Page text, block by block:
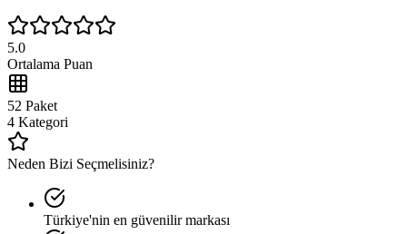
5.0
Ortalama Puan
52 Paket
4 Kategori
Neden Bizi Seçmelisiniz?
Türkiye'nin en güvenilir markası